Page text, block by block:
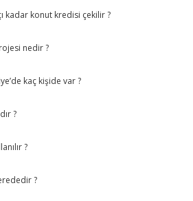
kadar konut kredisi çekilir ?
nedir ?
kaç kişide var ?
?
?
?